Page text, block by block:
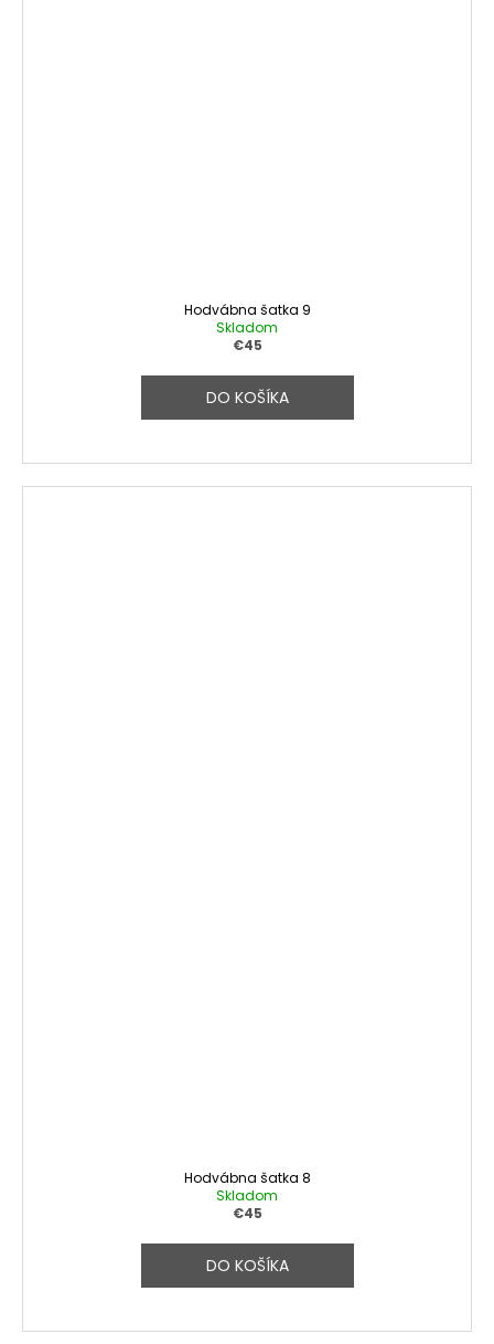
Hodvábna šatka 9
Skladom
€45
DO KOŠÍKA
Hodvábna šatka 8
Skladom
€45
DO KOŠÍKA